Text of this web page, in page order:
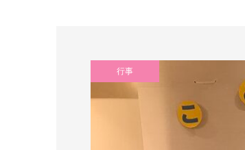
行事